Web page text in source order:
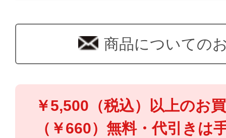
商品についての
￥5,500（税込）以上のお
（￥660）無料・代引きは